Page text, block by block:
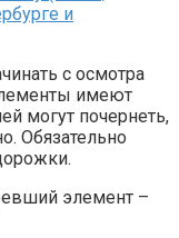
с осмотра
имеют
могут почернеть,
Обязательно
элемент –